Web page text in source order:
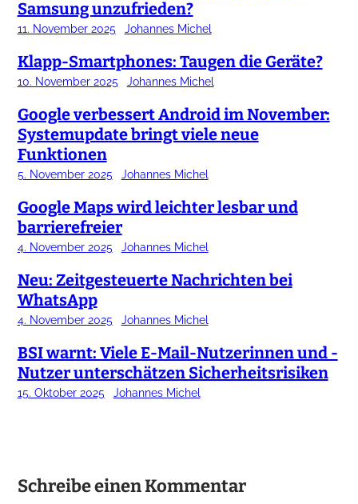
Samsung unzufrieden?
11. November 2025 Johannes Michel
Klapp-Smartphones: Taugen die Geräte?
10. November 2025 Johannes Michel
Google verbessert Android im November:
Systemupdate bringt viele neue
Funktionen
5. November 2025 Johannes Michel
Google Maps wird leichter lesbar und
barrierefreier
4. November 2025 Johannes Michel
Neu: Zeitgesteuerte Nachrichten bei
WhatsApp
4. November 2025 Johannes Michel
BSI warnt: Viele E-Mail-Nutzerinnen und -
Nutzer unterschätzen Sicherheitsrisiken
15. Oktober 2025 Johannes Michel
Schreibe einen Kommentar